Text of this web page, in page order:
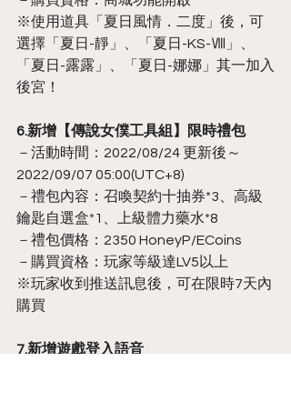
※使用道具「夏日風情．二度」後，可
選擇「夏日-靜」、「夏日-KS-Ⅷ」、
「夏日-露露」、「夏日-娜娜」其一加入
後宮！
6.新增【傳說女僕工具組】限時禮包
－活動時間：2022/08/24 更新後～
2022/09/07 05:00(UTC+8)
－禮包內容：召喚契約十抽券*3、高級
鑰匙自選盒*1、上級體力藥水*8
－禮包價格：2350 HoneyP/ECoins
－購買資格：玩家等級達LV5以上
※玩家收到推送訊息後，可在限時7天內
購買
7.新增遊戲登入語音